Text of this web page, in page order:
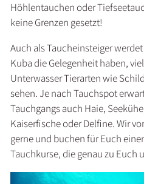
Höhlentauchen oder
keine Grenzen gesetzt!
Auch als Taucheinsteiger
Kuba die Gelegenheit haben,
Unterwasser Tierarten wie
sehen. Je nach Tauchspot
Tauchgangs auch Haie,
Kaiserfische oder Delfine. Wir
gerne und buchen für Euch
Tauchkurse, die genau zu Euch